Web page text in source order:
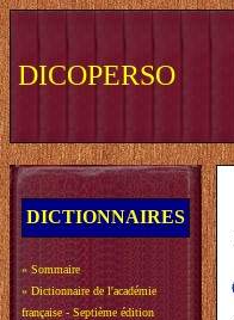
DICOPERSO
DICTIONNAIRES
» Sommaire
» Dictionnaire de l'académie
française - Septième édition